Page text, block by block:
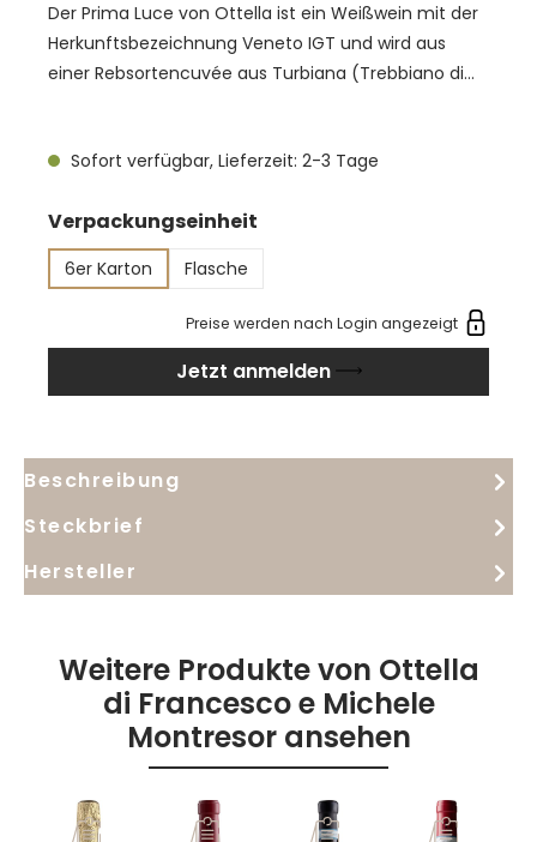
Der Prima Luce von Ottella ist ein Weißwein mit der
Herkunftsbezeichnung Veneto IGT und wird aus
einer Rebsortencuvée aus Turbiana (Trebbiano di
angegeben. Die Trauben stammen aus den eigenen
südlichen Teil des Gardasees. Die Handlese erfolgt in
kleinen Kisten, anschließend werden die Trauben
schonend gepresst, durch natürliche Sedimentation
geklärt und bei niedriger Temperatur vergoren. Nach
der Gärung ruht der Wein lange im Keller und erhält
im Anschluss eine Flaschenreife. Im Glas zeigt sich
der Prima Luce 2021 in einer gelben Farbe mit
sensorische Angaben nennen warme Noten von
getrockneter Aprikose und Honig, eine cremige,
anschmiegsame Textur und angenehme
Sofort verfügbar, Lieferzeit: 2-3 Tage
Verpackungseinheit
6er Karton Flasche
Preise werden nach Login angezeigt
Jetzt anmelden
Beschreibung
Steckbrief
Hersteller
Weitere Produkte von Ottella
di Francesco e Michele
Montresor ansehen